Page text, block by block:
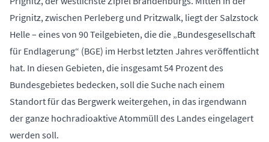
Prignitz, zwischen Perleberg und Pritzwalk, liegt der Salzstock
Helle – eines von 90 Teilgebieten, die die „Bundesgesellschaft
für Endlagerung“ (BGE) im Herbst letzten Jahres veröffentlicht
hat. In diesen Gebieten, die insgesamt 54 Prozent des
Bundesgebietes bedecken, soll die Suche nach einem
Standort für das Bergwerk weitergehen, in das irgendwann
der ganze hochradioaktive Atommüll des Landes eingelagert
werden soll.